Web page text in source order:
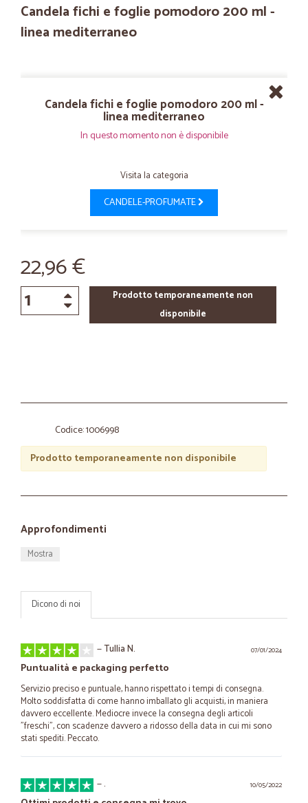
Candela fichi e foglie pomodoro 200 ml -
linea mediterraneo
Candela fichi e foglie pomodoro 200 ml -
linea mediterraneo
In questo momento non è disponibile
Visita la categoria
CANDELE-PROFUMATE
22,96 €
Prodotto temporaneamente non
disponibile
Codice: 1006998
Prodotto temporaneamente non disponibile
Approfondimenti
Mostra
Dicono di noi
07/01/2024
—Tullia N.
Puntualità e packaging perfetto
Servizio preciso e puntuale, hanno rispettato i tempi di consegna.
Molto soddisfatta di come hanno imballato gli acquisti, in maniera
davvero eccellente. Mediocre invece la consegna degli articoli
"freschi", con scadenze davvero a ridosso della data in cui mi sono
stati spediti. Peccato.
10/05/2022
—.